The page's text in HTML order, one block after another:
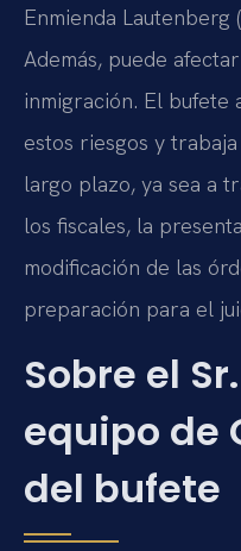
Enmienda Lautenberg
Además, puede
inmigración. El bufete
estos riesgos y
largo plazo, ya sea a
los fiscales, la
modificación de las
preparación para el
Sobre el
equipo de
del bufete